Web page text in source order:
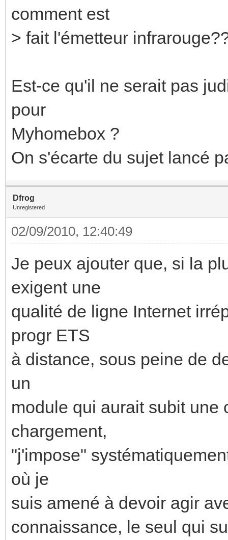
comment est
> fait l'émetteur
Est-ce qu'il ne serait pas
pour
Myhomebox ?
On s'écarte du sujet lancé
Dfrog
Unregistered
02/09/2010, 12:40:49
Je peux ajouter que, si la
exigent une
qualité de ligne Internet
progr ETS
à distance, sous peine de
un
module qui aurait subit une
chargement,
"j'impose"
où je
suis amené à devoir agir
connaissance, le seul qui